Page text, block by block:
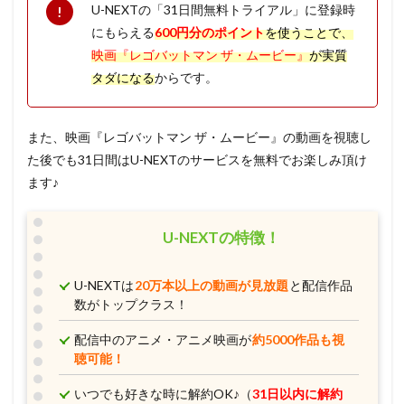
U-NEXTの「31日間無料トライアル」に登録時
にもらえる600円分のポイントを使うことで、
映画『レゴバットマン ザ・ムービー』が実質
タダになるからです。
また、映画『レゴバットマン ザ・ムービー』の動画を視聴し
た後でも31日間はU-NEXTのサービスを無料でお楽しみ頂け
ます♪
U-NEXTの特徴！
U-NEXTは20万本以上の動画が見放題 と配信作品
数がトップクラス！
配信中のアニメ・アニメ映画が約5000作品も視
聴可能！
いつでも好きな時に解約OK♪（31日以内に解約